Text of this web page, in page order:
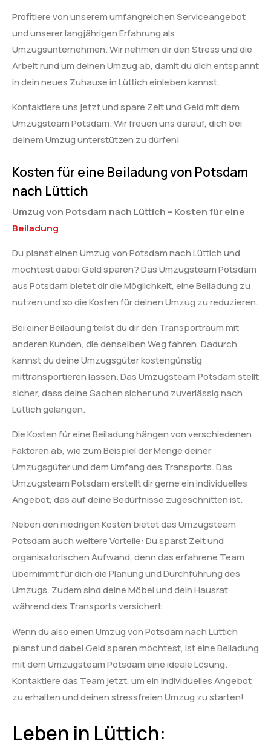
Profitiere von unserem umfangreichen Serviceangebot
und unserer langjährigen Erfahrung als
Umzugsunternehmen. Wir nehmen dir den Stress und die
Arbeit rund um deinen Umzug ab, damit du dich entspannt
in dein neues Zuhause in Lüttich einleben kannst.
Kontaktiere uns jetzt und spare Zeit und Geld mit dem
Umzugsteam Potsdam. Wir freuen uns darauf, dich bei
deinem Umzug unterstützen zu dürfen!
Kosten für eine Beiladung von Potsdam
nach Lüttich
Umzug von Potsdam nach Lüttich – Kosten für eine
Beiladung
Du planst einen Umzug von Potsdam nach Lüttich und
möchtest dabei Geld sparen? Das Umzugsteam Potsdam
aus Potsdam bietet dir die Möglichkeit, eine Beiladung zu
nutzen und so die Kosten für deinen Umzug zu reduzieren.
Bei einer Beiladung teilst du dir den Transportraum mit
anderen Kunden, die denselben Weg fahren. Dadurch
kannst du deine Umzugsgüter kostengünstig
mittransportieren lassen. Das Umzugsteam Potsdam stellt
sicher, dass deine Sachen sicher und zuverlässig nach
Lüttich gelangen.
Die Kosten für eine Beiladung hängen von verschiedenen
Faktoren ab, wie zum Beispiel der Menge deiner
Umzugsgüter und dem Umfang des Transports. Das
Umzugsteam Potsdam erstellt dir gerne ein individuelles
Angebot, das auf deine Bedürfnisse zugeschnitten ist.
Neben den niedrigen Kosten bietet das Umzugsteam
Potsdam auch weitere Vorteile: Du sparst Zeit und
organisatorischen Aufwand, denn das erfahrene Team
übernimmt für dich die Planung und Durchführung des
Umzugs. Zudem sind deine Möbel und dein Hausrat
während des Transports versichert.
Wenn du also einen Umzug von Potsdam nach Lüttich
planst und dabei Geld sparen möchtest, ist eine Beiladung
mit dem Umzugsteam Potsdam eine ideale Lösung.
Kontaktiere das Team jetzt, um ein individuelles Angebot
zu erhalten und deinen stressfreien Umzug zu starten!
Leben in Lüttich: